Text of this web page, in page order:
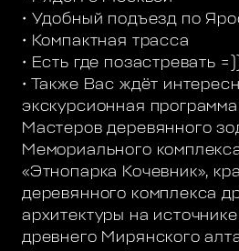
• Удобный подъезд по
• Компактная трасса
• Есть где позастревать
• Также Вас ждёт
экскурсионная
Мастеров деревянного
Мемориального
«Этнопарка Кочевник»,
деревянного комплекса
архитектуры на
древнего Мирянского